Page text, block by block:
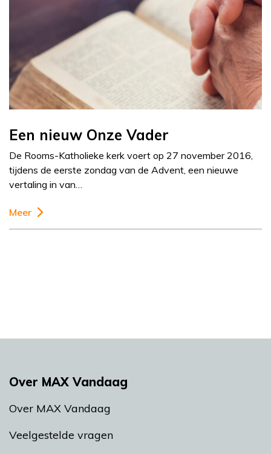
Een nieuw Onze Vader
De Rooms-Katholieke kerk voert op 27 november 2016,
tijdens de eerste zondag van de Advent, een nieuwe
vertaling in van…
Meer
Over MAX Vandaag
Over MAX Vandaag
Veelgestelde vragen